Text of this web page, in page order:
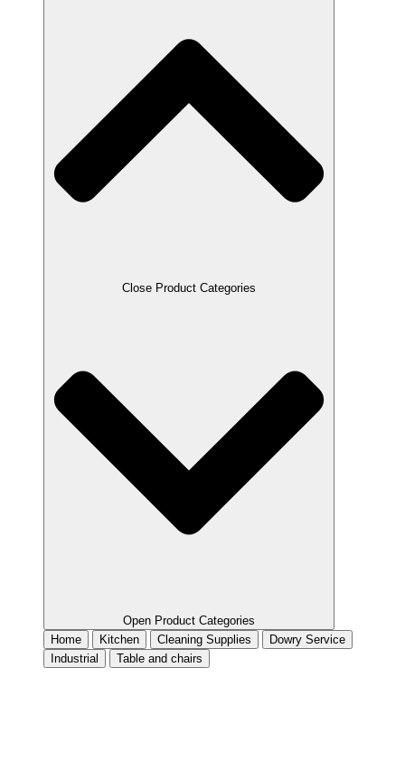
Close Product Categories
Open Product Categories
Home
Kitchen Cleaning Supplies
Dowry Service
Industrial
Table and chairs